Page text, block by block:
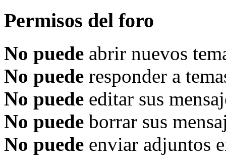
Permisos del foro
No puede abrir nuevos
No puede responder a
No puede editar sus
No puede borrar sus
No puede enviar adjuntos